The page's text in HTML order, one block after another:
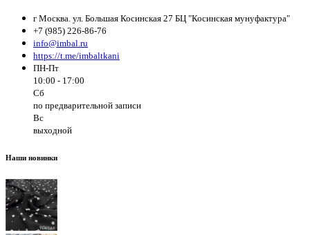
г Москва. ул. Большая Косинская 27 БЦ "Косинская мунуфактура"
+7 (985) 226-86-76
info@imbal.ru
https://t.me/imbaltkani
ПН-Пт
10:00 - 17:00
Сб
по предварительной записи
Вс
выходной
Наши новинки